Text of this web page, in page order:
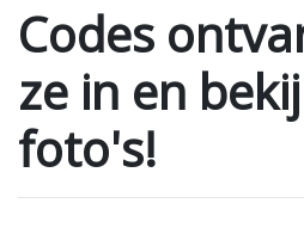
Codes
ze in en
foto's!